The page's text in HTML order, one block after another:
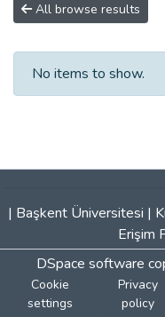
All browse results
No items to show.
| Başkent Üniversitesi |
Erişim
DSpace software
Cookie
settings
Privacy
policy